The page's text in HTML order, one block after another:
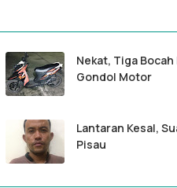
Nekat, Tiga
Gondol Motor
Lantaran Kesal,
Pisau